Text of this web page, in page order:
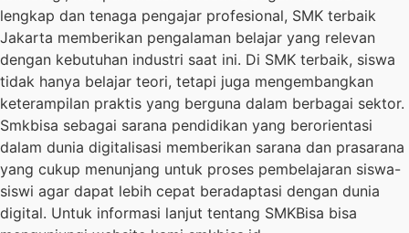
lengkap dan tenaga pengajar profesional, SMK terbaik
Jakarta memberikan pengalaman belajar yang relevan
dengan kebutuhan industri saat ini. Di SMK terbaik, siswa
tidak hanya belajar teori, tetapi juga mengembangkan
keterampilan praktis yang berguna dalam berbagai sektor.
Smkbisa sebagai sarana pendidikan yang berorientasi
dalam dunia digitalisasi memberikan sarana dan prasarana
yang cukup menunjang untuk proses pembelajaran siswa-
siswi agar dapat lebih cepat beradaptasi dengan dunia
digital. Untuk informasi lanjut tentang SMKBisa bisa